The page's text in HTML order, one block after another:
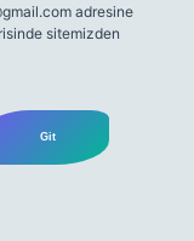
adresine
sitemizden